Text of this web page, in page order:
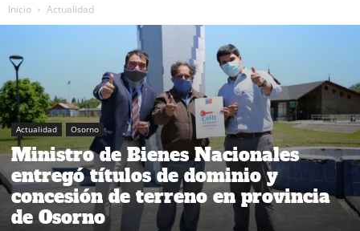
Inicio Actualidad
Actualidad Osorno
Ministro de Bienes Nacionales
entregó títulos de dominio y
concesión de terreno en provincia
de Osorno